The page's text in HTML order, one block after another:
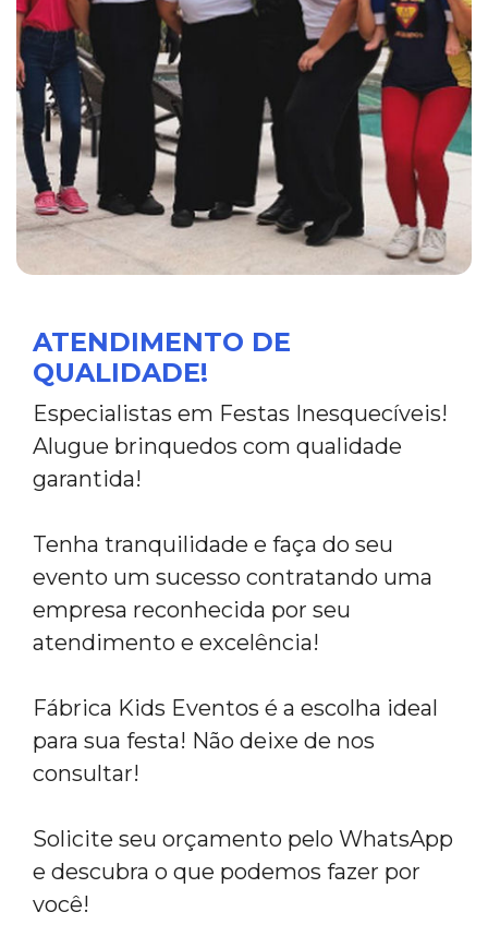
ATENDIMENTO DE
QUALIDADE!
Especialistas em Festas Inesquecíveis!
Alugue brinquedos com qualidade
garantida!
Tenha tranquilidade e faça do seu
evento um sucesso contratando uma
empresa reconhecida por seu
atendimento e excelência!
Fábrica Kids Eventos é a escolha ideal
para sua festa! Não deixe de nos
consultar!
Solicite seu orçamento pelo WhatsApp
e descubra o que podemos fazer por
você!